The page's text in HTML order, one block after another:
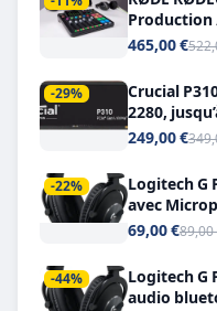
Production
Double
465,00 €
-29%
Crucial
2280,
249,00 €
-22%
Logitech G
avec
Headphone
69,00 €89,00
-44%
Logitech G
audio